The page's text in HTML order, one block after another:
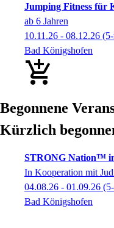
Jumping Fitness für
ab 6 Jahren
10.11.26 - 08.12.26
Bad Königshofen
Begonnene
Kürzlich
STRONG Nation™
In Kooperation mit
04.08.26 - 01.09.26
Bad Königshofen